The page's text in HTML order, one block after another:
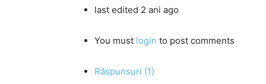
last edited 2 ani ago
You must login to post comments
Răspunsuri (1)